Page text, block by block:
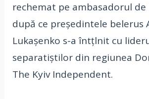
rechemat pe ambasadorul de
după ce președintele belerus
Lukașenko s-a întțlnit cu
separatiștilor din regiunea
The Kyiv Independent.